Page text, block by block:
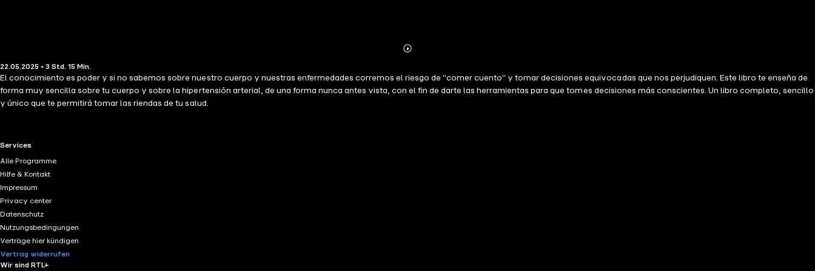
Mehr
22.05.2025 • 3 Std. 15 Min.
El conocimiento es poder y si no sabemos sobre nuestro cuerpo y nuestras enfermedades corremos el riesgo de "comer cuento" y tomar decisiones equivocadas que nos perjudiquen. Este libro te enseña de
forma muy sencilla sobre tu cuerpo y sobre la hipertensión arterial, de una forma nunca antes vista, con el fin de darte las herramientas para que tomes decisiones más conscientes. Un libro completo, sencillo
y único que te permitirá tomar las riendas de tu salud.
RTL+ useful links.
Services
Alle Programme
Hilfe & Kontakt
Impressum
Privacy center
Datenschutz
Nutzungsbedingungen
Verträge hier kündigen
Vertrag widerrufen
Wir sind RTL+